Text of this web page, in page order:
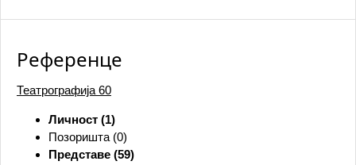
Референце
Театрографија 60
Личност (1)
Позоришта (0)
Представе (59)